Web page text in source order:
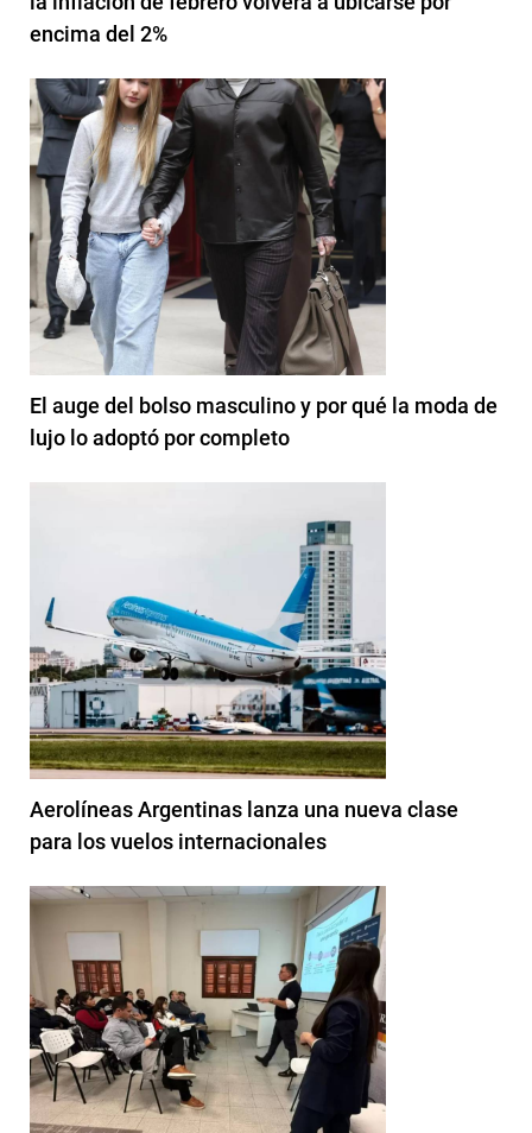
encima del 2%
El auge del bolso masculino y por qué la moda de
lujo lo adoptó por completo
Aerolíneas Argentinas lanza una nueva clase
para los vuelos internacionales